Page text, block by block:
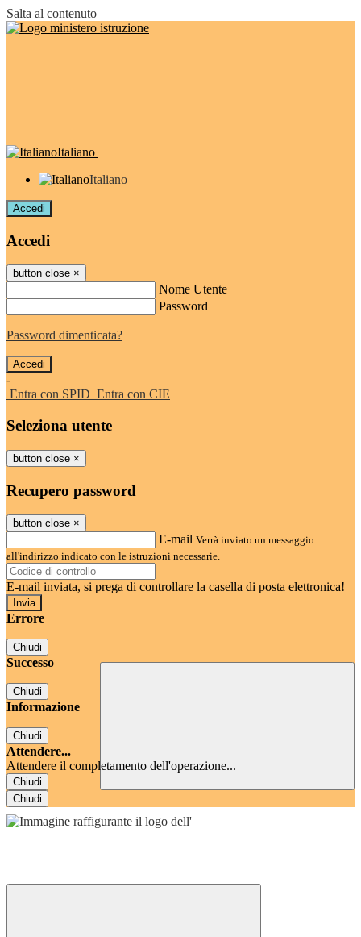
Salta al contenuto
Italiano
Italiano
Accedi
Accedi
button close ×
Nome Utente
Password
Password dimenticata?
-
Entra con SPID Entra con CIE
Seleziona utente
button close ×
Recupero password
button close ×
E-mail Verrà inviato un messaggio
all'indirizzo indicato con le istruzioni necessarie.
E-mail inviata, si prega di controllare la casella di posta elettronica!
Errore
Chiudi
Successo
Chiudi
Informazione
Chiudi
Attendere...
Attendere il completamento dell'operazione...
Chiudi
Chiudi